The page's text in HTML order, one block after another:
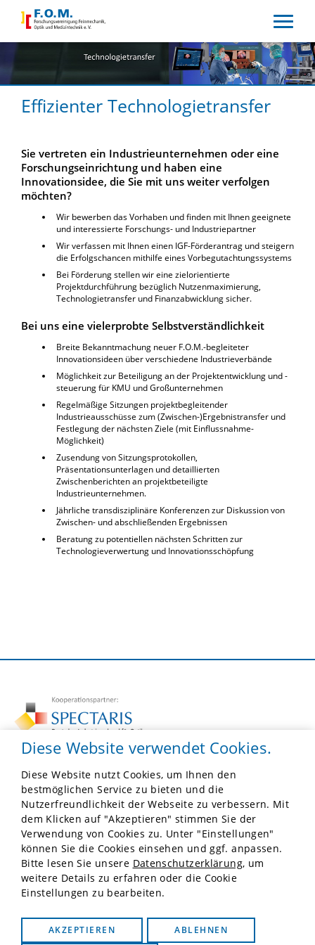
Diese Website verwendet Cookies.
Diese Website nutzt Cookies, um Ihnen den
bestmöglichen Service zu bieten und die
Nutzerfreundlichkeit der Webseite zu verbessern. Mit
dem Klicken auf "Akzeptieren" stimmen Sie der
Verwendung von Cookies zu. Unter "Einstellungen"
können Sie die Cookies einsehen und ggf. anpassen.
Bitte lesen Sie unsere Datenschutzerklärung, um
weitere Details zu erfahren oder die Cookie
Einstellungen zu bearbeiten.
AKZEPTIEREN ABLEHNEN
Effizienter Technologietransfer
Sie vertreten ein Industrieunternehmen oder eine
Forschungseinrichtung und haben eine
Innovationsidee, die Sie mit uns weiter verfolgen
möchten?
Wir bewerben das Vorhaben und finden mit Ihnen geeignete
und interessierte Forschungs- und Industriepartner
Wir verfassen mit Ihnen einen IGF-Förderantrag und steigern
die Erfolgschancen mithilfe eines Vorbegutachtungssystems
Bei Förderung stellen wir eine zielorientierte
Projektdurchführung bezüglich Nutzenmaximierung,
Technologietransfer und Finanzabwicklung sicher.
Bei uns eine vielerprobte Selbstverständlichkeit
Breite Bekanntmachung neuer F.O.M.-begleiteter
Innovationsideen über verschiedene Industrieverbände
Möglichkeit zur Beteiligung an der Projektentwicklung und -
steuerung für KMU und Großunternehmen
Regelmäßige Sitzungen projektbegleitender
Industrieausschüsse zum (Zwischen-)Ergebnistransfer und
Festlegung der nächsten Ziele (mit Einflussnahme-
Möglichkeit)
Zusendung von Sitzungsprotokollen,
Präsentationsunterlagen und detaillierten
Zwischenberichten an projektbeteiligte
Industrieunternehmen.
Jährliche transdisziplinäre Konferenzen zur Diskussion von
Zwischen- und abschließenden Ergebnissen
Beratung zu potentiellen nächsten Schritten zur
Technologieverwertung und Innovationsschöpfung
Impressum
Datenschutz
F.O.M.
Robert-Koch-Platz 4, Besucher: Hannoversche Str. 19
10115 Berlin
Tel:
030 41402139
E-Mail:
info@forschung-fom.de